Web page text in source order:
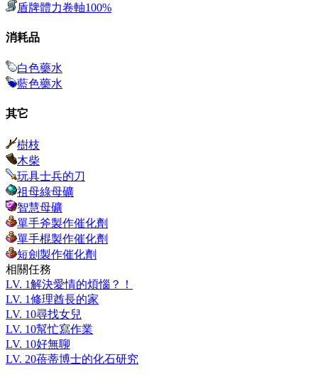
盾牌體力卷軸100%
消耗品
白色藥水
藍色藥水
其它
樹枝
木柴
玩具士兵的刀
祖母綠母礦
智慧母礦
單手斧製作催化劑
單手棍製作催化劑
短劍製作催化劑
相關任務
LV. 1解決愛情的煩惱？！
LV. 1修理酋長的家
LV. 10尋找女兒
LV. 10幫忙寫作業
LV. 10好無聊
LV. 20蓓蒂博士的化石研究